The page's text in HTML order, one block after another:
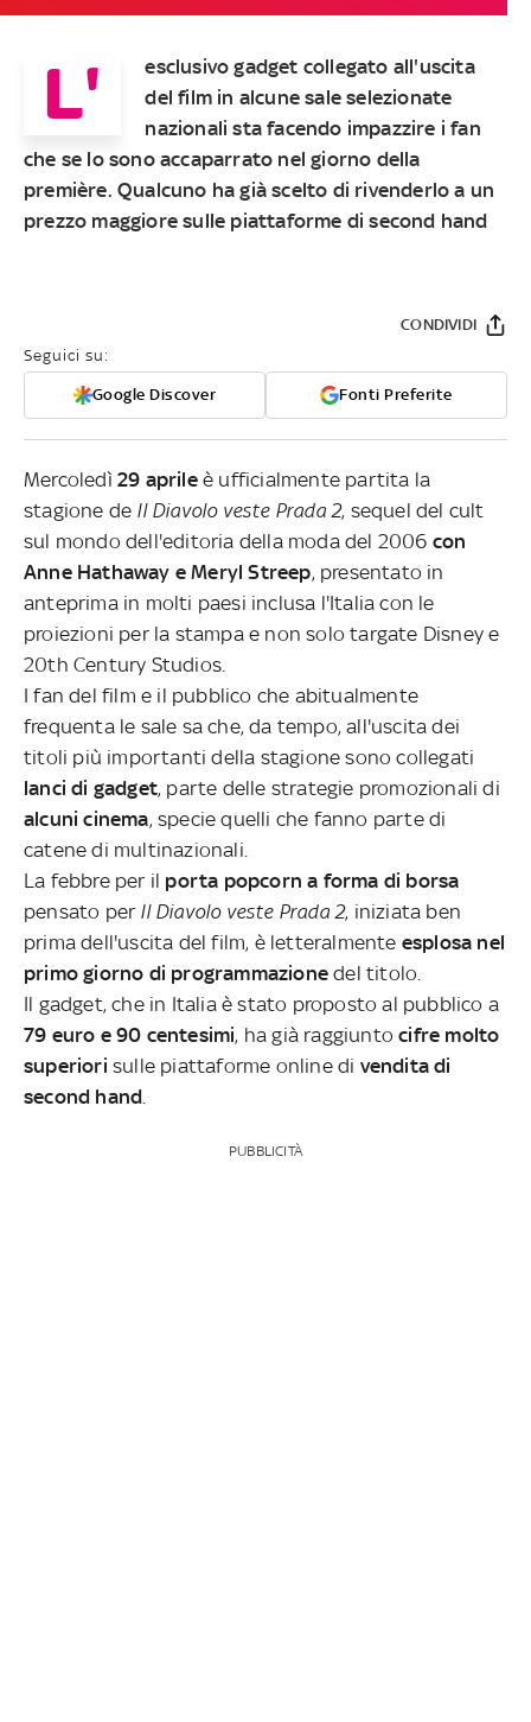
L'
esclusivo gadget collegato all'uscita
del film in alcune sale selezionate
nazionali sta facendo impazzire i fan
che se lo sono accaparrato nel giorno della
première. Qualcuno ha già scelto di rivenderlo a un
prezzo maggiore sulle piattaforme di second hand
Seguici su:
Google Discover Fonti Preferite
CONDIVIDI
Mercoledì 29 aprileè ufficialmente partita la
stagione de Il Diavolo veste Prada 2, sequel del cult
sul mondo dell'editoria della moda del 2006 con
Anne Hathaway e Meryl Streep, presentato in
anteprima in molti paesi inclusa l'Italia con le
proiezioni per la stampa e non solo targate Disney e
20th Century Studios.
I fan del film e il pubblico che abitualmente
frequenta le sale sa che, da tempo, all'uscita dei
titoli più importanti della stagione sono collegati
lanci di gadget, parte delle strategie promozionali di
alcuni cinema, specie quelli che fanno parte di
catene di multinazionali.
La febbre per il porta popcorn a forma di borsa
pensato per Il Diavolo veste Prada 2, iniziata ben
prima dell'uscita del film, è letteralmente esplosa nel
primo giorno di programmazione del titolo.
Il gadget, che in Italia è stato proposto al pubblico a
79 euro e 90 centesimi, ha già raggiuntocifre molto
superiori sulle piattaforme online di vendita di
second hand
PUBBLICITÀ